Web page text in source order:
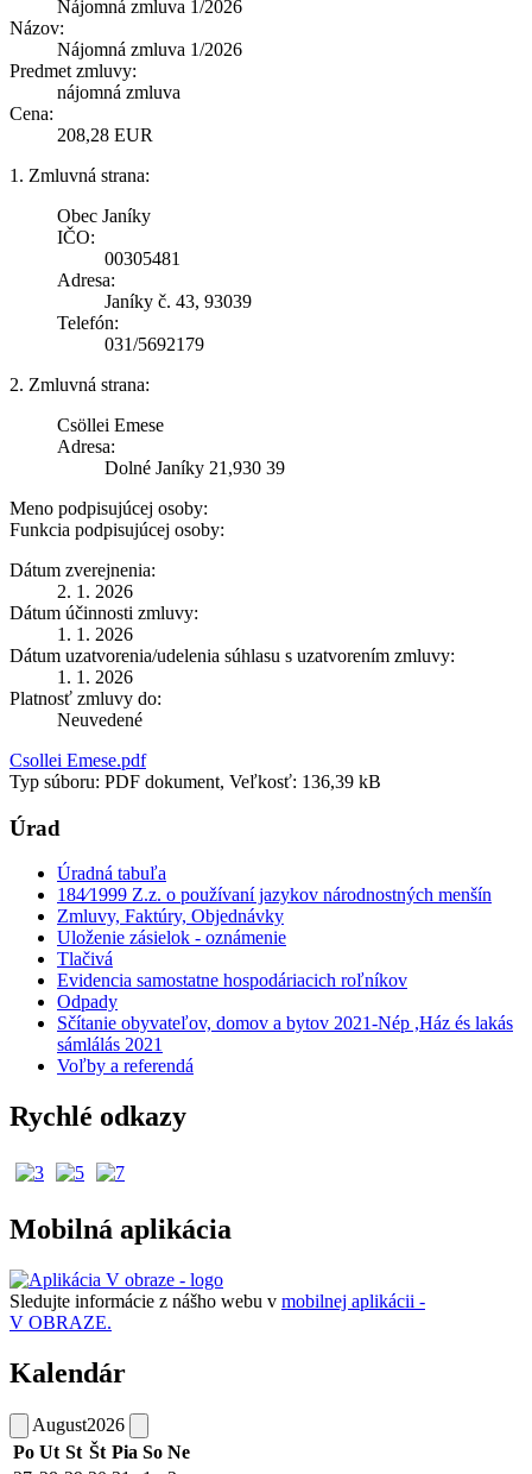
Nájomná zmluva 1/2026
Názov:
Nájomná zmluva 1/2026
Predmet zmluvy:
nájomná zmluva
Cena:
208,28 EUR
1. Zmluvná strana:
Obec Janíky
IČO:
00305481
Adresa:
Janíky č. 43, 93039
Telefón:
031/5692179
2. Zmluvná strana:
Csöllei Emese
Adresa:
Dolné Janíky 21,930 39
Meno podpisujúcej osoby:
Funkcia podpisujúcej osoby:
Dátum zverejnenia:
2. 1. 2026
Dátum účinnosti zmluvy:
1. 1. 2026
Dátum uzatvorenia/udelenia súhlasu s uzatvorením zmluvy:
1. 1. 2026
Platnosť zmluvy do:
Neuvedené
Csollei Emese.pdf
Typ súboru: PDF dokument, Veľkosť: 136,39 kB
Úrad
Úradná tabuľa
184⁄1999 Z.z. o používaní jazykov národnostných menšín
Zmluvy, Faktúry, Objednávky
Uloženie zásielok - oznámenie
Tlačivá
Evidencia samostatne hospodáriacich roľníkov
Odpady
Sčítanie obyvateľov, domov a bytov 2021-Nép ,Ház és lakás
sámlálás 2021
Voľby a referendá
Rychlé odkazy
Mobilná aplikácia
Sledujte informácie z nášho webu v mobilnej aplikácii -
V OBRAZE.
Kalendár
August2026
Po Ut St Št Pia So Ne